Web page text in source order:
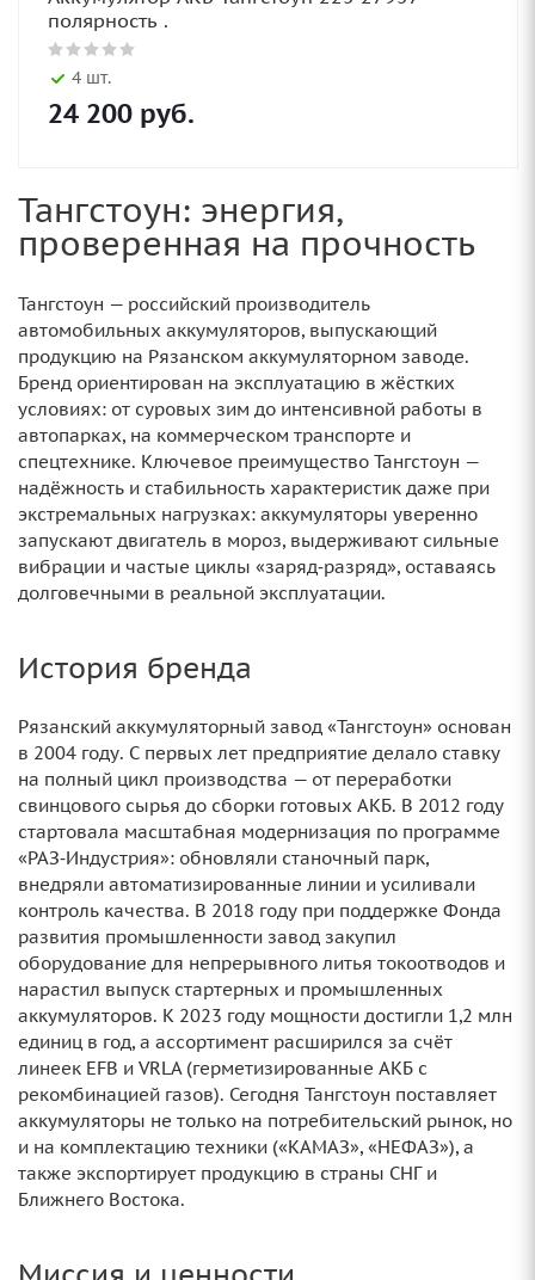
полярность .
4 шт.
24 200 руб.
Тангстоун: энергия,
проверенная на прочность
Тангстоун — российский производитель
автомобильных аккумуляторов, выпускающий
продукцию на Рязанском аккумуляторном заводе.
Бренд ориентирован на эксплуатацию в жёстких
условиях: от суровых зим до интенсивной работы в
автопарках, на коммерческом транспорте и
спецтехнике. Ключевое преимущество Тангстоун —
надёжность и стабильность характеристик даже при
экстремальных нагрузках: аккумуляторы уверенно
запускают двигатель в мороз, выдерживают сильные
вибрации и частые циклы «заряд‑разряд», оставаясь
долговечными в реальной эксплуатации.
История бренда
Рязанский аккумуляторный завод «Тангстоун» основан
в 2004 году. С первых лет предприятие делало ставку
на полный цикл производства — от переработки
свинцового сырья до сборки готовых АКБ. В 2012 году
стартовала масштабная модернизация по программе
«РАЗ‑Индустрия»: обновляли станочный парк,
внедряли автоматизированные линии и усиливали
контроль качества. В 2018 году при поддержке Фонда
развития промышленности завод закупил
оборудование для непрерывного литья токоотводов и
нарастил выпуск стартерных и промышленных
аккумуляторов. К 2023 году мощности достигли 1,2 млн
единиц в год, а ассортимент расширился за счёт
линеек EFB и VRLA (герметизированные АКБ с
рекомбинацией газов). Сегодня Тангстоун поставляет
аккумуляторы не только на потребительский рынок, но
и на комплектацию техники («КАМАЗ», «НЕФАЗ»), а
также экспортирует продукцию в страны СНГ и
Ближнего Востока.